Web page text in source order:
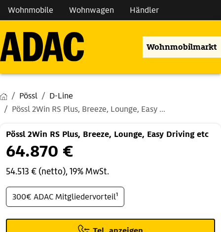
Wohnmobile Wohnwagen Händler
Wohnmobilmarkt
Pössl
D-Line
Pössl 2Win RS Plus, Breeze, Lounge, Easy ...
Pössl 2Win RS Plus, Breeze, Lounge, Easy Driving etc
64.870 €
54.513 € (netto), 19% MwSt.
300€ ADAC Mitgliedervorteil¹